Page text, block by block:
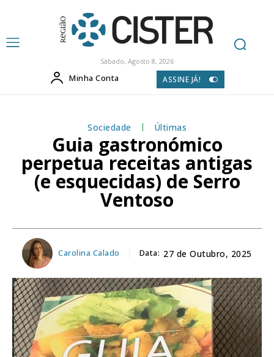
Sábado, Agosto 8, 2026
Minha Conta ASSINE JÁ!
Sociedade Últimas
Guia gastronómico
perpetua receitas antigas
(e esquecidas) de Serro
Ventoso
Carolina Calado Data: 27 de Outubro, 2025